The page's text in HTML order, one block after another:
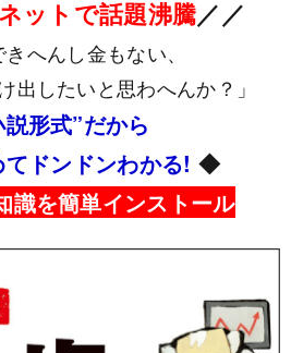
ットで話題沸騰／／
きへんし金もない、
出したいと思わへんか？」
説形式”だから
ドンドンわかる! ◆
識を簡単インストール